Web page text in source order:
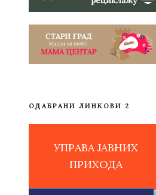
ОДАБРАНИ ЛИНКОВИ 2
УПРАВА ЈАВНИХ
ПРИХОДА